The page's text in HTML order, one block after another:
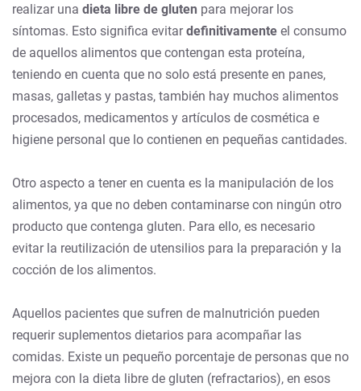
realizar una dieta libre de gluten para mejorar los
síntomas. Esto significa evitardefinitivamente el consumo
de aquellos alimentos que contengan esta proteína,
teniendo en cuenta que no solo está presente en panes,
masas, galletas y pastas, también hay muchos alimentos
procesados, medicamentos y artículos de cosmética e
higiene personal que lo contienen en pequeñas cantidades.
Otro aspecto a tener en cuenta es la manipulación de los
alimentos, ya que no deben contaminarse con ningún otro
producto que contenga gluten. Para ello, es necesario
evitar la reutilización de utensilios para la preparación y la
cocción de los alimentos.
Aquellos pacientes que sufren de malnutrición pueden
requerir suplementos dietarios para acompañar las
comidas. Existe un pequeño porcentaje de personas que no
mejora con la dieta libre de gluten (refractarios), en esos